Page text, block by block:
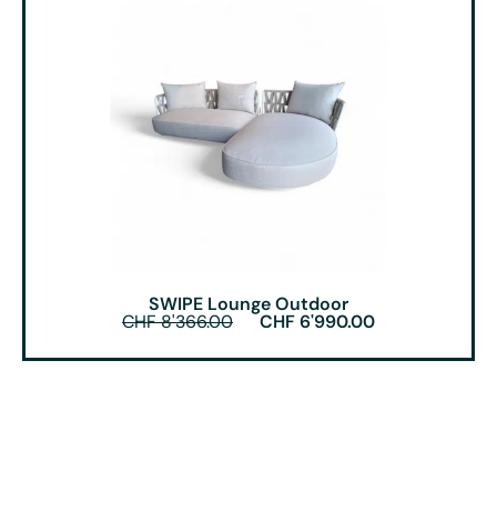
SWIPE Lounge Outdoor
CHF8'366.00 CHF6'990.00